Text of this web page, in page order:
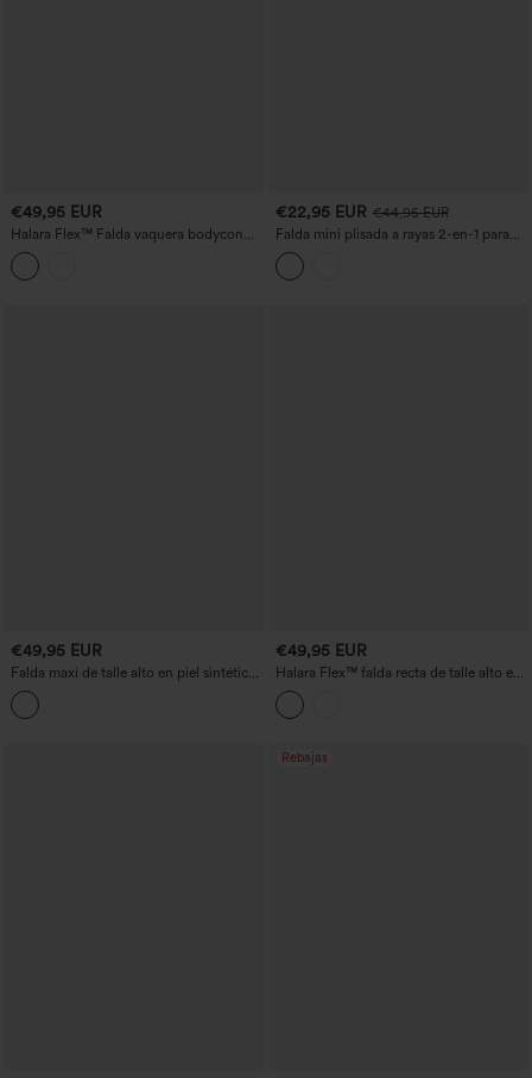
€49,95 EUR
Halara Flex™ Falda vaquera bodycon
asimétrica de talle medio con abertura y
bolsillos
€22,95 EUR €44,95 EUR
Falda mini plisada a rayas 2-en-1 para
pickleball, tiro bajo con cordón y
bolsillos
€49,95 EUR
Falda maxi de talle alto en piel sintética
(PU) con forro de forro polar, estilo
casual
€49,95 EUR
Halara Flex™ falda recta de talle alto en
denim lavado, de corte muy relajado,
con bolsillos
Rebajas